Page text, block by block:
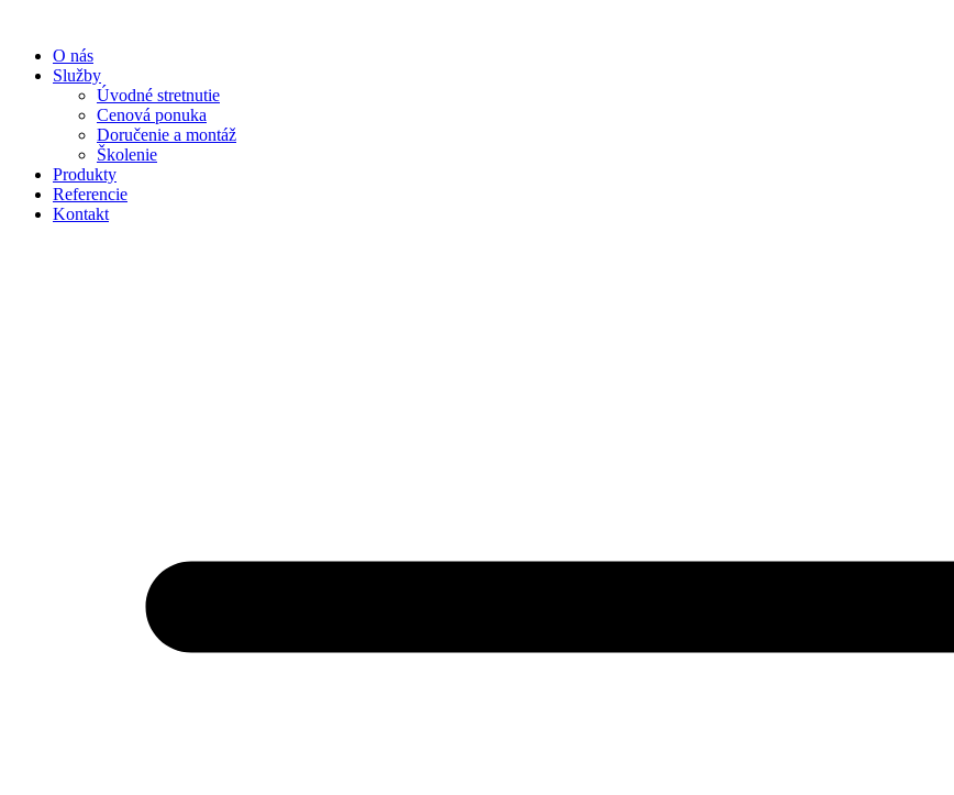
obsah
O nás
Služby
Úvodné stretnutie
Cenová ponuka
Doručenie a montáž
Školenie
Produkty
Referencie
Kontakt